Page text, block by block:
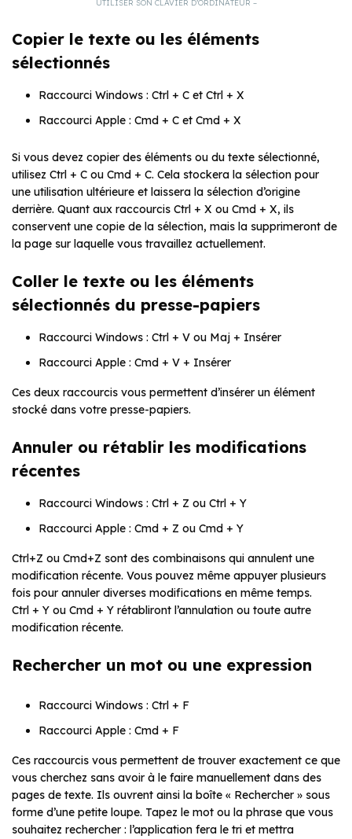
UTILISER SON CLAVIER D’ORDINATEUR –
Copier le texte ou les éléments
sélectionnés
Raccourci Windows : Ctrl + C et Ctrl + X
Raccourci Apple : Cmd + C et Cmd + X
Si vous devez copier des éléments ou du texte sélectionné,
utilisez Ctrl + C ou Cmd + C. Cela stockera la sélection pour
une utilisation ultérieure et laissera la sélection d’origine
derrière. Quant aux raccourcis Ctrl + X ou Cmd + X, ils
conservent une copie de la sélection, mais la supprimeront de
la page sur laquelle vous travaillez actuellement.
Coller le texte ou les éléments
sélectionnés du presse-papiers
Raccourci Windows : Ctrl + V ou Maj + Insérer
Raccourci Apple : Cmd + V + Insérer
Ces deux raccourcis vous permettent d’insérer un élément
stocké dans votre presse-papiers.
Annuler ou rétablir les modifications
récentes
Raccourci Windows : Ctrl + Z ou Ctrl + Y
Raccourci Apple : Cmd + Z ou Cmd + Y
Ctrl+Z ou Cmd+Z sont des combinaisons qui annulent une
modification récente. Vous pouvez même appuyer plusieurs
fois pour annuler diverses modifications en même temps.
Ctrl + Y ou Cmd + Y rétabliront l’annulation ou toute autre
modification récente.
Rechercher un mot ou une expression
Raccourci Windows : Ctrl + F
Raccourci Apple : Cmd + F
Ces raccourcis vous permettent de trouver exactement ce que
vous cherchez sans avoir à le faire manuellement dans des
pages de texte. Ils ouvrent ainsi la boîte « Rechercher » sous
forme d’une petite loupe. Tapez le mot ou la phrase que vous
souhaitez rechercher : l’application fera le tri et mettra